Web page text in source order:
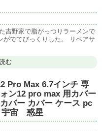
吉野家で脂がっつりラーメンで
でてびっくりした。 リペアサ
む
Pro Max 6.7インチ 専
ン12 pro max 用カバー
バー カバー ケース pc
宇宙 惑星